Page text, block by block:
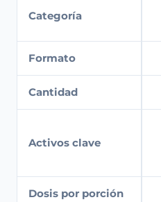
Categoría
Formato
Cantidad
Activos clave
Dosis por porción